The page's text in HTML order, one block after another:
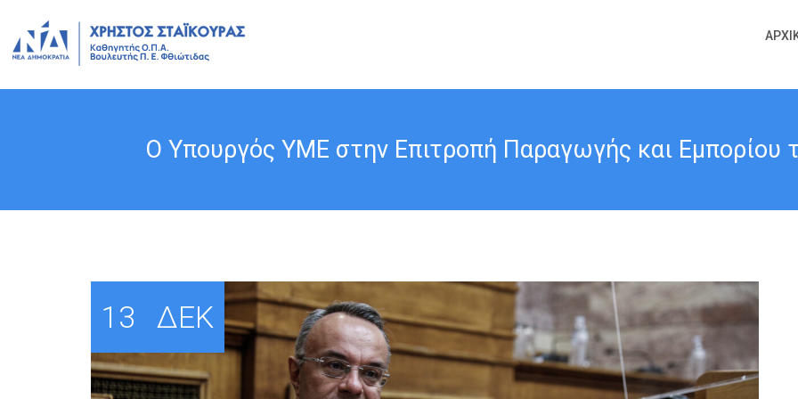
Ο Υπουργός ΥΜΕ στην Επιτροπή Παραγωγής και Εμπορίου
13 ΔΕΚ